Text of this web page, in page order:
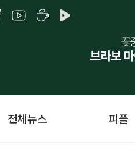
전체뉴스 피플